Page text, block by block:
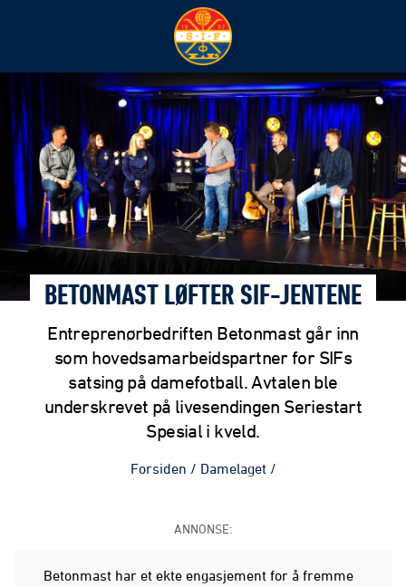
BETONMAST LØFTER SIF-JENTENE
Entreprenørbedriften Betonmast går inn
som hovedsamarbeidspartner for SIFs
satsing på damefotball. Avtalen ble
underskrevet på livesendingen Seriestart
Spesial i kveld.
Forsiden / Damelaget /
ANNONSE:
Betonmast har et ekte engasjement for å fremme